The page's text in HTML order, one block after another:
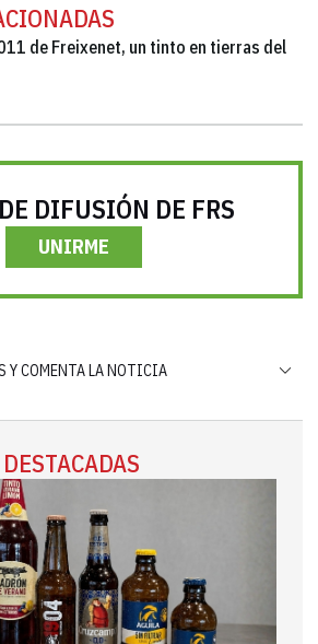
de Freixenet, un tinto en tierras del
DIFUSIÓN DE FRS
UNIRME
Y COMENTA LA NOTICIA